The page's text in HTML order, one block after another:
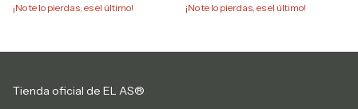
¡No te lo pierdas, es el último!
¡No te lo pierdas, es el último!
Tienda oficial de EL AS®